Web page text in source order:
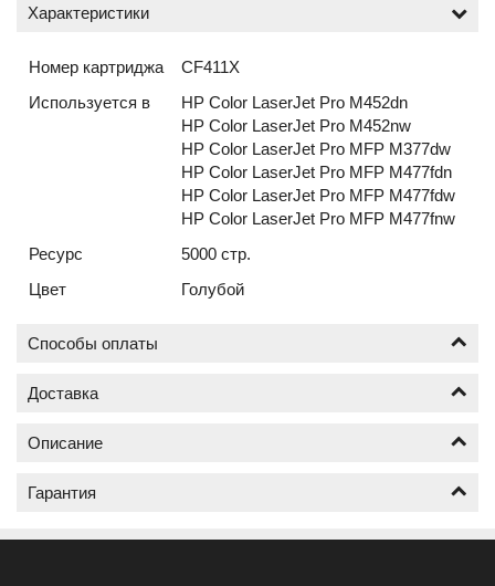
Характеристики
Номер картриджа
CF411X
Используется в
HP Color LaserJet Pro M452dn
HP Color LaserJet Pro M452nw
HP Color LaserJet Pro MFP M377dw
HP Color LaserJet Pro MFP M477fdn
HP Color LaserJet Pro MFP M477fdw
HP Color LaserJet Pro MFP M477fnw
Ресурс
5000 стр.
Цвет
Голубой
Способы оплаты
Оплата по безналичному расчёту (счёт с НДС)
Доставка
Доставка Ваших картриджей на заправку к нам и
бесплатно;
менее трёх не принимаем.
Описание
Как будет осуществлена заправка вашего
Гарантия
Гарантия на заправку картриджей действует в